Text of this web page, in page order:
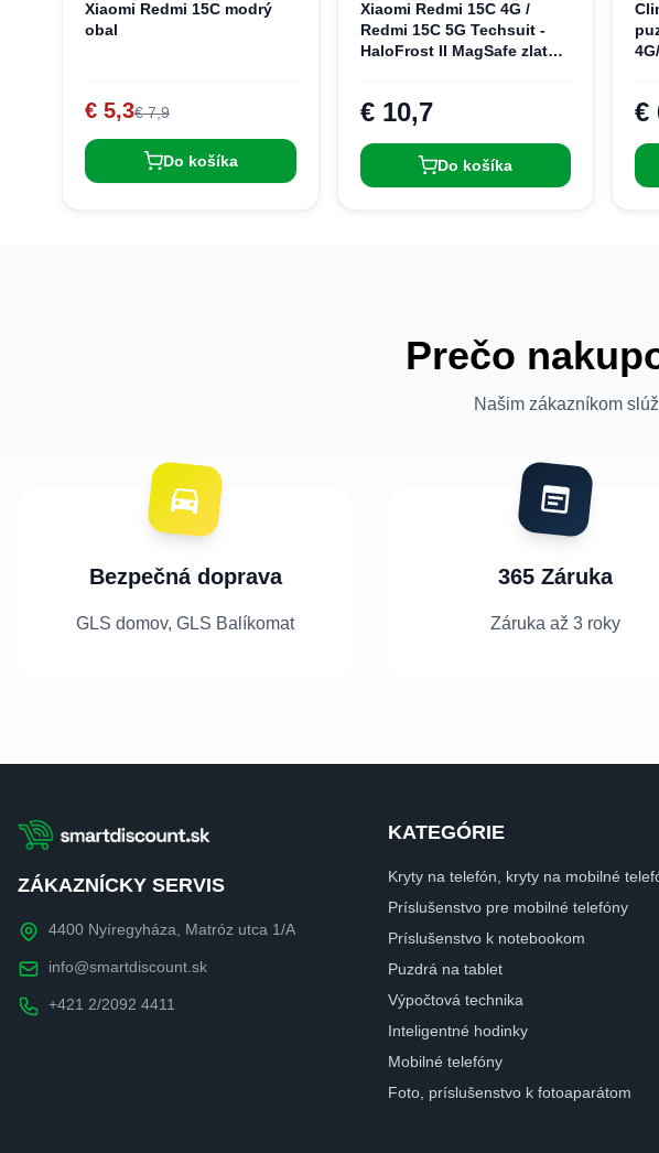
Xiaomi Redmi 15C modrý
obal
€ 5,3€ 7,9
Do košíka
Xiaomi Redmi 15C 4G /
Redmi 15C 5G Techsuit -
HaloFrost II MagSafe zlaté
€ 10,7
Do košíka
€
Prečo
Našim zákazníkom
Bezpečná doprava
GLS domov, GLS Balíkomat
365 Záruka
Záruka až 3 roky
ZÁKAZNÍCKY SERVIS
4400 Nyíregyháza, Matróz utca 1/A
info@smartdiscount.sk
+421 2/2092 4411
KATEGÓRIE
Kryty na telefón, kryty na mobilné
Príslušenstvo pre mobilné telefóny
Príslušenstvo k notebookom
Puzdrá na tablet
Výpočtová technika
Inteligentné hodinky
Mobilné telefóny
Foto, príslušenstvo k fotoaparátom